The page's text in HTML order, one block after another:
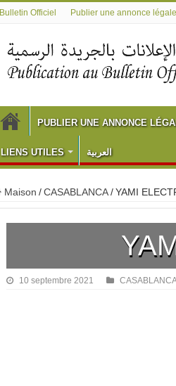
Bulletin Officiel Publier une annonce légale
PUBLIER UNE ANNONCE
LIENS UTILES العربية
Maison /CASABLANCA/YAMI
10 septembre 2021